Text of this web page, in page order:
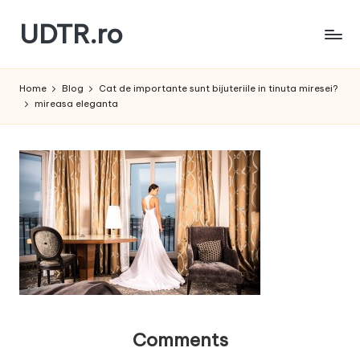
Skip
content
UDTR.ro
te
Home Blog
Cat de importante sunt bijuteriile in tinuta miresei?
mireasa eleganta
Comments